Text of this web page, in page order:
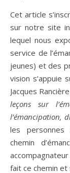
Cet article
sur notre site
lequel nous
service de
jeunes) et des
vision s’appuie
Jacques
leçons sur
l’émancipation,
les personnes
chemin
fait ce chemin